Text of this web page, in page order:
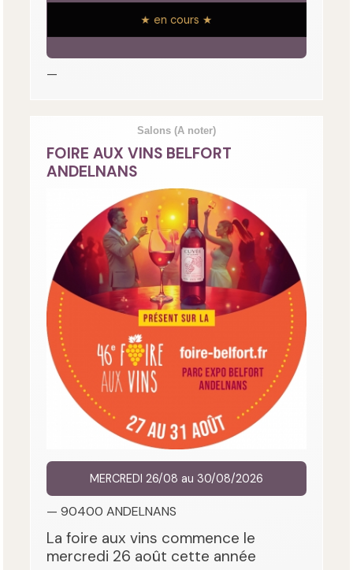
★ en cours ★
—
Salons (A noter)
FOIRE AUX VINS BELFORT
ANDELNANS
MERCREDI 26/08 au 30/08/2026
— 90400 ANDELNANS
La foire aux vins commence le
mercredi 26 août cette année